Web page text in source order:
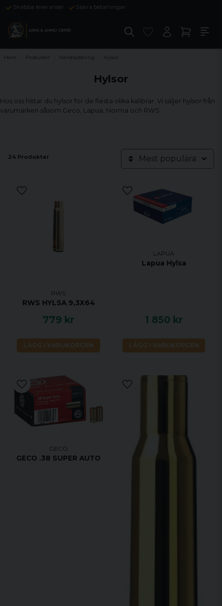
Snabba leveranser Säkra betalningar
Hem Produkter Handladdning Hylsor
Hylsor
Hos oss hittar du hylsor för de flesta olika kalibrar. Vi säljer hylsor från
varumärken såsom Geco, Lapua, Norma och RWS.
24 Produkter Mest populära
RWS
RWS HYLSA 9,3X64
779 kr
LÄGG I VARUKORGEN
LAPUA
Lapua Hylsa
1 850 kr
LÄGG I VARUKORGEN
GECO
GECO .38 SUPER AUTO